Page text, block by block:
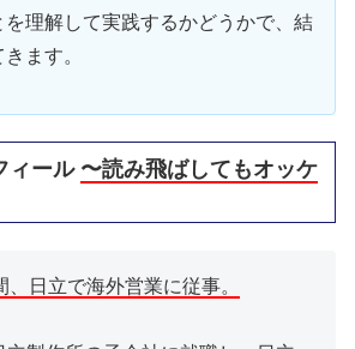
理解して実践するかどうかで、結
ます。
ィール 〜読み飛ばしてもオッケ
、日立で海外営業に従事。